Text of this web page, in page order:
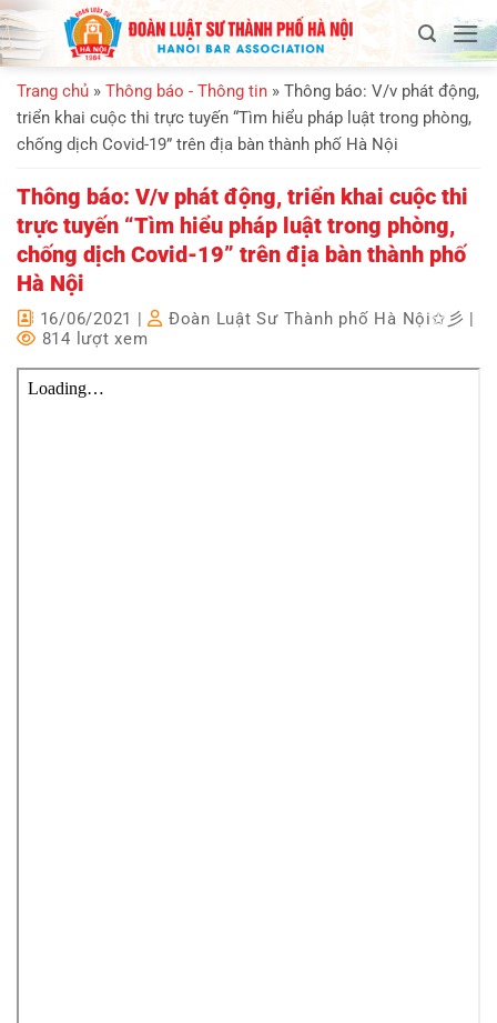
Bỏ
qua
nội
dung
Trang chủ » Thông báo - Thông tin » Thông báo: V/v phát động,
triển khai cuộc thi trực tuyến “Tìm hiểu pháp luật trong phòng,
chống dịch Covid-19” trên địa bàn thành phố Hà Nội
Thông báo: V/v phát động, triển khai cuộc thi
trực tuyến “Tìm hiểu pháp luật trong phòng,
chống dịch Covid-19” trên địa bàn thành phố
Hà Nội
16/06/2021 | Đoàn Luật Sư Thành phố Hà Nội✩彡 |
814 lượt xem